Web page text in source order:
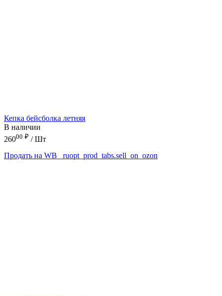
Кепка бейсболка летняя
В наличии
26000 ₽ / Шт
Продать на WB
_ruopt_prod_tabs.sell_on_ozon